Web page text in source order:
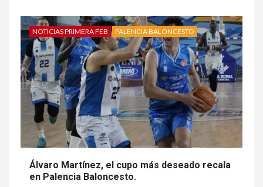
NOTICIAS PRIMERA FEB PALENCIA BALONCESTO
Álvaro Martínez, el cupo más deseado recala
en Palencia Baloncesto.